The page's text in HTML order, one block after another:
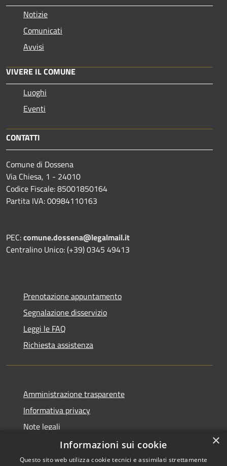
Notizie
Comunicati
Avvisi
VIVERE IL COMUNE
Luoghi
Eventi
CONTATTI
Comune di Dossena
Via Chiesa, 1 - 24010
Codice Fiscale: 85001850164
Partita IVA: 00984110163
PEC:comune.dossena@legalmail.it
Centralino Unico: (+39) 0345 49413
Prenotazione appuntamento
Segnalazione disservizio
Leggi le FAQ
Richiesta assistenza
Amministrazione trasparente
Informativa privacy
Note legali
Dichiarazione di accessibilità
×
Informazioni sui cookie
Questo sito web utilizza cookie tecnici e assimilati strettamente